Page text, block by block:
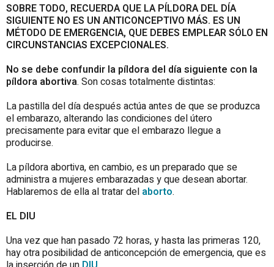
SOBRE TODO, RECUERDA QUE LA PÍLDORA DEL DÍA
SIGUIENTE NO ES UN ANTICONCEPTIVO MÁS. ES UN
MÉTODO DE EMERGENCIA, QUE DEBES EMPLEAR SÓLO EN
CIRCUNSTANCIAS EXCEPCIONALES.
No se debe confundir la píldora del día siguiente con la
píldora abortiva. Son cosas totalmente distintas:
La pastilla del día después actúa antes de que se produzca
el embarazo, alterando las condiciones del útero
precisamente para evitar que el embarazo llegue a
producirse.
La píldora abortiva, en cambio, es un preparado que se
administra a mujeres embarazadas y que desean abortar.
Hablaremos de ella al tratar del aborto.
EL DIU
Una vez que han pasado 72 horas, y hasta las primeras 120,
hay otra posibilidad de anticoncepción de emergencia, que es